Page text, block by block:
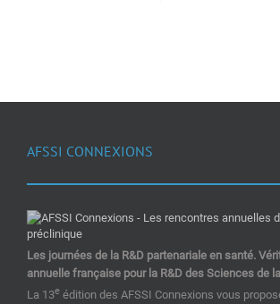
AFSSI CONNEXIONS
Les journées de la R&D partenariale en santé.
annuelle française pour la R&D des Sciences de
La 13e édition des AFSSI Connexions vous